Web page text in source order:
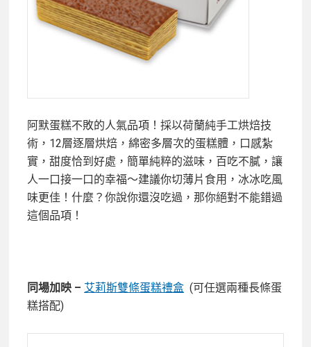
阿默蛋糕不敗的人氣品項！採以荷蘭純手工烘焙技
術，12層逐層烘焙，綿密多層次的蛋糕體，口感紮
實，甜度恰到好處，簡單純粹的滋味，百吃不膩，讓
人一口接一口的幸福～建議你切薄片食用，冰冰吃風
味更佳！什麼？你說你還沒吃過，那你絕對不能錯過
這個品項！
同場加映 – 艾莉斯雙條蛋糕禮盒 (可任選兩種長條蛋
糕搭配)